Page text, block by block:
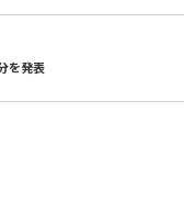
い
を発表